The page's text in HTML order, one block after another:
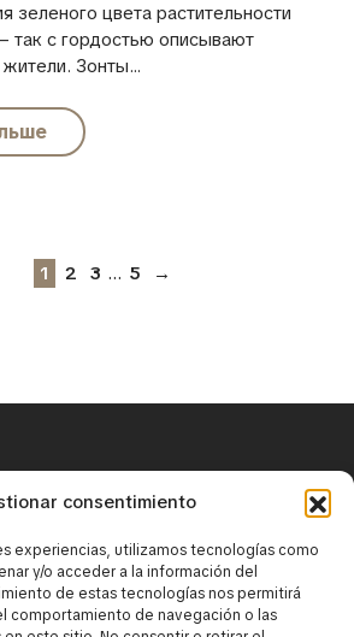
consentimiento
experiencias, utilizamos tecnologías como
y/o acceder a la información del
de estas tecnologías nos permitirá
comportamiento de navegación o las
зеленого цвета растительности
так с гордостью описывают
Зонты...
1 2 3 … 5 →
+34 671 25 18 43